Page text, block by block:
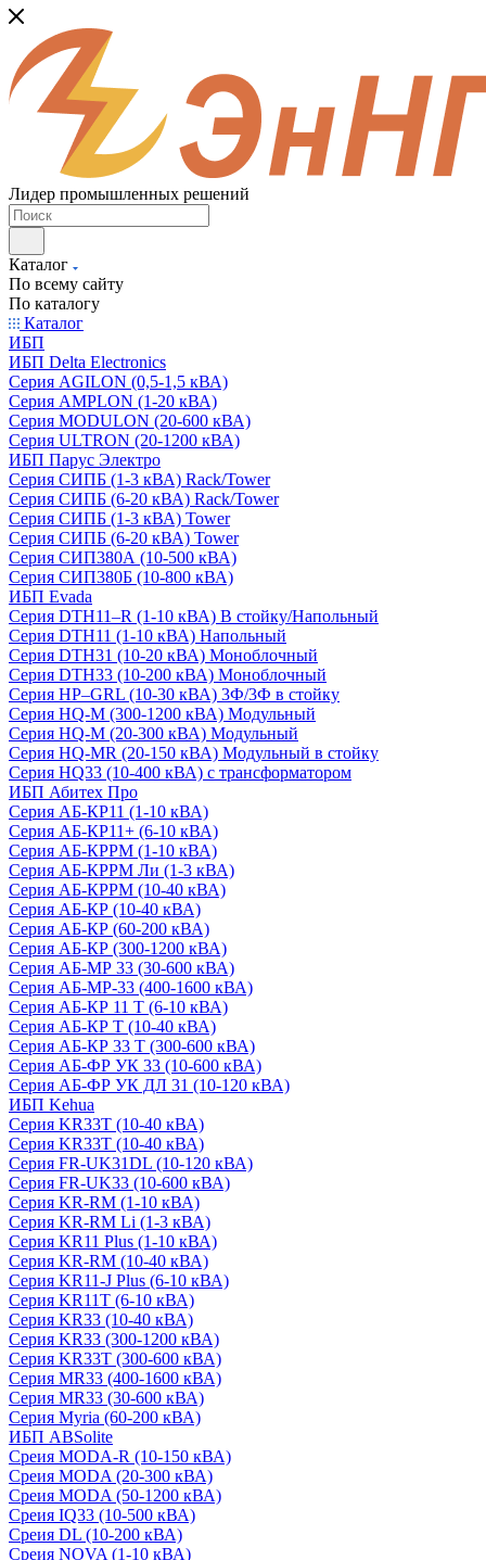
Лидер промышленных решений
Каталог
По всему сайту
По каталогу
Каталог
ИБП
ИБП Delta Electronics
Серия AGILON (0,5-1,5 кВА)
Серия AMPLON (1-20 кВА)
Серия MODULON (20-600 кВА)
Серия ULTRON (20-1200 кВА)
ИБП Парус Электро
Серия СИПБ (1-3 кВА) Rack/Tower
Серия СИПБ (6-20 кВА) Rack/Tower
Серия СИПБ (1-3 кВА) Tower
Серия СИПБ (6-20 кВА) Tower
Серия СИП380А (10-500 кВА)
Серия СИП380Б (10-800 кВА)
ИБП Evada
Серия DTH11–R (1-10 кВА) В стойку/Напольный
Серия DTH11 (1-10 кВА) Напольный
Серия DTH31 (10-20 кВА) Моноблочный
Серия DTH33 (10-200 кВА) Моноблочный
Серия HP–GRL (10-30 кВА) 3Ф/3Ф в стойку
Серия HQ-M (300-1200 кВА) Модульный
Серия HQ-M (20-300 кВА) Модульный
Серия HQ-MR (20-150 кВА) Модульный в стойку
Серия HQ33 (10-400 кВА) с трансформатором
ИБП Абитех Про
Серия АБ-КР11 (1-10 кВА)
Серия АБ-КР11+ (6-10 кВА)
Серия АБ-КРРМ (1-10 кВА)
Серия АБ-КРРМ Ли (1-3 кВА)
Серия АБ-КРРМ (10-40 кВА)
Серия АБ-КР (10-40 кВА)
Серия АБ-КР (60-200 кВА)
Серия АБ-КР (300-1200 кВА)
Серия АБ-МР 33 (30-600 кВА)
Серия АБ-МР-33 (400-1600 кВА)
Серия АБ-КР 11 Т (6-10 кВА)
Серия АБ-КР Т (10-40 кВА)
Серия АБ-КР 33 Т (300-600 кВА)
Серия АБ-ФР УК 33 (10-600 кВА)
Серия АБ-ФР УК ДЛ 31 (10-120 кВА)
ИБП Kehua
Серия KR33T (10-40 кВА)
Серия KR33T (10-40 кВА)
Серия FR-UK31DL (10-120 кВА)
Серия FR-UK33 (10-600 кВА)
Серия KR-RM (1-10 кВА)
Серия KR-RM Li (1-3 кВА)
Серия KR11 Plus (1-10 кВА)
Серия KR-RM (10-40 кВА)
Серия KR11-J Plus (6-10 кВА)
Серия KR11T (6-10 кВА)
Серия KR33 (10-40 кВА)
Серия KR33 (300-1200 кВА)
Серия KR33T (300-600 кВА)
Серия MR33 (400-1600 кВА)
Серия MR33 (30-600 кВА)
Серия Myria (60-200 кВА)
ИБП ABSolite
Среия MODA-R (10-150 кВА)
Среия MODA (20-300 кВА)
Среия MODA (50-1200 кВА)
Среия IQ33 (10-500 кВА)
Среия DL (10-200 кВА)
Среия NOVA (1-10 кВА)